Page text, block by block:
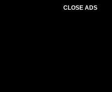
CLOSE ADS